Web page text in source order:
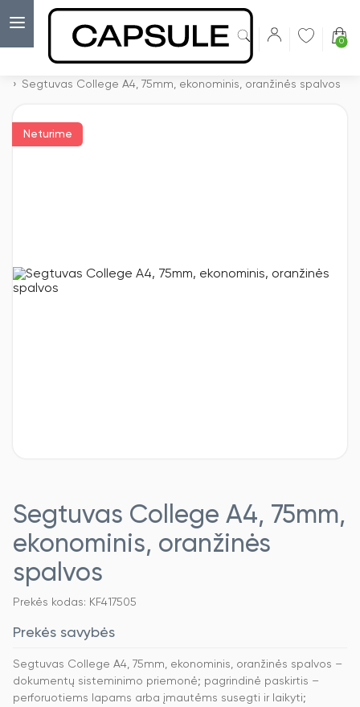
0
› Segtuvas College A4, 75mm, ekonominis, oranžinės spalvos
Neturime
Segtuvas College A4, 75mm,
ekonominis, oranžinės
spalvos
Prekės kodas: KF417505
Prekės savybės
Segtuvas College A4, 75mm, ekonominis, oranžinės spalvos –
dokumentų sisteminimo priemonė; pagrindinė paskirtis –
perforuotiems lapams arba įmautėms susegti ir laikyti;